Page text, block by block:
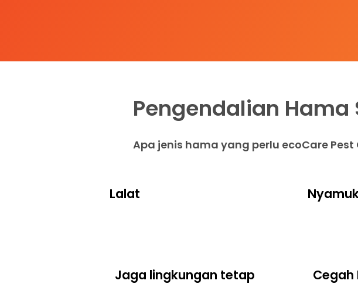
Pengendalian
Apa jenis hama yang perlu ecoCare
Lalat
Jaga lingkungan tetap
Cegah